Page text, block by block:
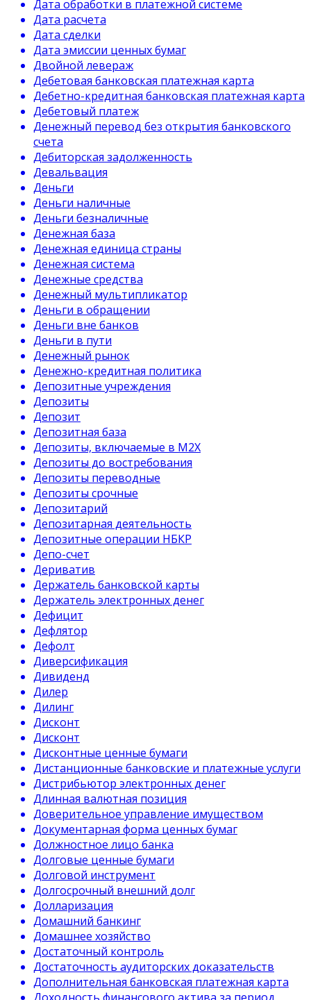
Дата обработки в платежной системе
Дата расчета
Дата сделки
Дата эмиссии ценных бумаг
Двойной левераж
Дебетовая банковская платежная карта
Дебетно-кредитная банковская платежная карта
Дебетовый платеж
Денежный перевод без открытия банковского
счета
Дебиторская задолженность
Девальвация
Деньги
Деньги наличные
Деньги безналичные
Денежная база
Денежная единица страны
Денежная система
Денежные средства
Денежный мультипликатор
Деньги в обращении
Деньги вне банков
Деньги в пути
Денежный рынок
Денежно-кредитная политика
Депозитные учреждения
Депозиты
Депозит
Депозитная база
Депозиты, включаемые в М2Х
Депозиты до востребования
Депозиты переводные
Депозиты срочные
Депозитарий
Депозитарная деятельность
Депозитные операции НБКР
Депо-счет
Дериватив
Держатель банковской карты
Держатель электронных денег
Дефицит
Дефлятор
Дефолт
Диверсификация
Дивиденд
Дилер
Дилинг
Дисконт
Дисконт
Дисконтные ценные бумаги
Дистанционные банковские и платежные услуги
Дистрибьютор электронных денег
Длинная валютная позиция
Доверительное управление имуществом
Документарная форма ценных бумаг
Должностное лицо банка
Долговые ценные бумаги
Долговой инструмент
Долгосрочный внешний долг
Долларизация
Домашний банкинг
Домашнее хозяйство
Достаточный контроль
Достаточность аудиторских доказательств
Дополнительная банковская платежная карта